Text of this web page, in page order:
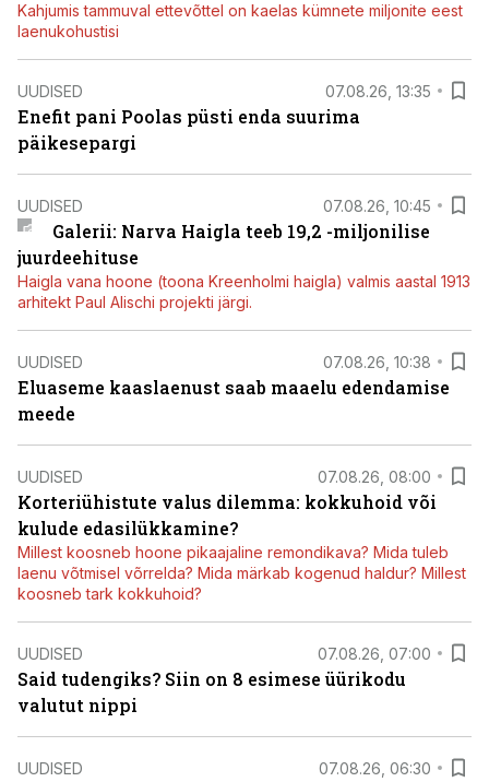
Kahjumis tammuval ettevõttel on kaelas kümnete miljonite eest
laenukohustisi
UUDISED 07.08.26, 13:35
Enefit pani Poolas püsti enda suurima
päikesepargi
UUDISED 07.08.26, 10:45
Galerii: Narva Haigla teeb 19,2 -miljonilise
juurdeehituse
Haigla vana hoone (toona Kreenholmi haigla) valmis aastal 1913
arhitekt Paul Alischi projekti järgi.
UUDISED 07.08.26, 10:38
Eluaseme kaaslaenust saab maaelu edendamise
meede
UUDISED 07.08.26, 08:00
Korteriühistute valus dilemma: kokkuhoid või
kulude edasilükkamine?
Millest koosneb hoone pikaajaline remondikava? Mida tuleb
laenu võtmisel võrrelda? Mida märkab kogenud haldur? Millest
koosneb tark kokkuhoid?
UUDISED 07.08.26, 07:00
Said tudengiks? Siin on 8 esimese üürikodu
valutut nippi
UUDISED 07.08.26, 06:30